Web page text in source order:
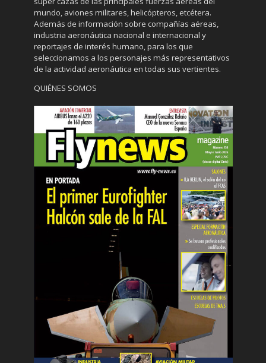
mundo, aviones militares, helicópteros, etcétera.
Además de información sobre compañías aéreas,
industria aeronáutica nacional e internacional y
reportajes de interés humano, para los que
seleccionamos a los personajes más representativos
de la actividad aeronáutica en todas sus vertientes.
QUIÉNES SOMOS